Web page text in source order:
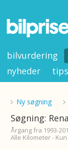
bilvurdering
nyheder
Ny søgning
Søgning:
Årgang fra 1993-
Alle Kilometer -